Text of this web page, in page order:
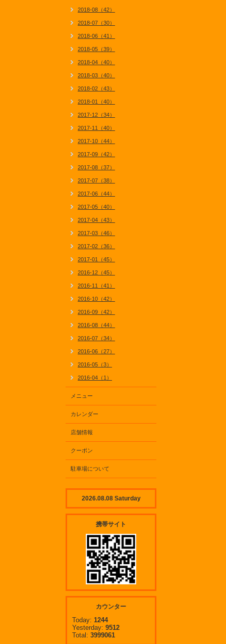
2018-08（42）
2018-07（30）
2018-06（41）
2018-05（39）
2018-04（40）
2018-03（40）
2018-02（43）
2018-01（40）
2017-12（34）
2017-11（40）
2017-10（44）
2017-09（42）
2017-08（37）
2017-07（38）
2017-06（44）
2017-05（40）
2017-04（43）
2017-03（46）
2017-02（36）
2017-01（45）
2016-12（45）
2016-11（41）
2016-10（42）
2016-09（42）
2016-08（44）
2016-07（34）
2016-06（27）
2016-05（3）
2016-04（1）
メニュー
カレンダー
店舗情報
クーポン
駐車場について
2026.08.08 Saturday
携帯サイト
カウンター
Today: 1244
Yesterday: 9512
Total: 3999061